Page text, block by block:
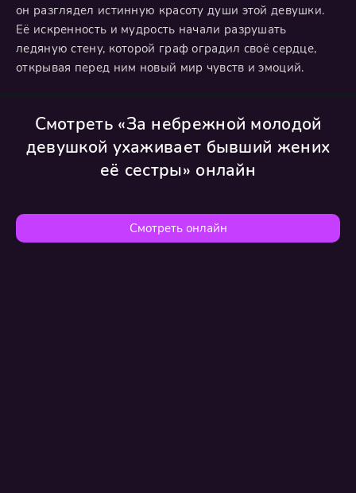
он разглядел истинную красоту души этой девушки.
Её искренность и мудрость начали разрушать
ледяную стену, которой граф оградил своё сердце,
открывая перед ним новый мир чувств и эмоций.
Смотреть «За небрежной молодой
девушкой ухаживает бывший жених
её сестры» онлайн
Смотреть онлайн